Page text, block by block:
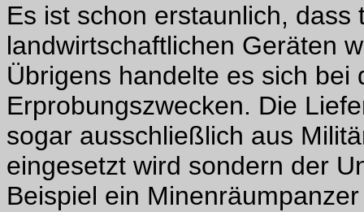
Es ist schon erstaunlich, dass
landwirtschaftlichen Geräten
Übrigens handelte es sich bei
Erprobungszwecken. Die
sogar ausschließlich aus
eingesetzt wird sondern der
Beispiel ein